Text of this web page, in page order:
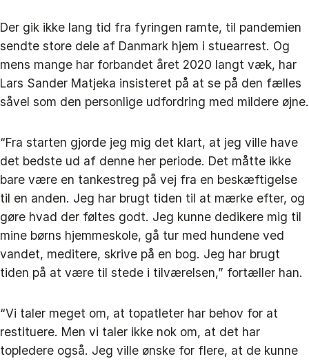
Der gik ikke lang tid fra fyringen ramte, til pandemien
sendte store dele af Danmark hjem i stuearrest. Og
mens mange har forbandet året 2020 langt væk, har
Lars Sander Matjeka insisteret på at se på den fælles
såvel som den personlige udfordring med mildere øjne.
“Fra starten gjorde jeg mig det klart, at jeg ville have
det bedste ud af denne her periode. Det måtte ikke
bare være en tankestreg på vej fra en beskæftigelse
til en anden. Jeg har brugt tiden til at mærke efter, og
gøre hvad der føltes godt. Jeg kunne dedikere mig til
mine børns hjemmeskole, gå tur med hundene ved
vandet, meditere, skrive på en bog. Jeg har brugt
tiden på at være til stede i tilværelsen,” fortæller han.
“Vi taler meget om, at topatleter har behov for at
restituere. Men vi taler ikke nok om, at det har
topledere også. Jeg ville ønske for flere, at de kunne